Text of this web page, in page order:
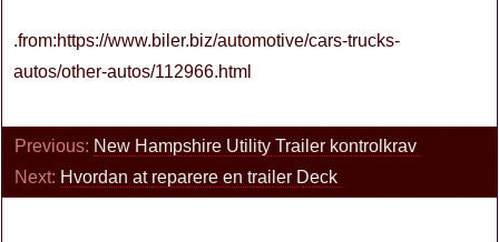
.from:https://www.biler.biz/automotive/cars-trucks-
autos/other-autos/112966.html
Previous: New Hampshire Utility Trailer kontrolkrav
Next: Hvordan at reparere en trailer Deck